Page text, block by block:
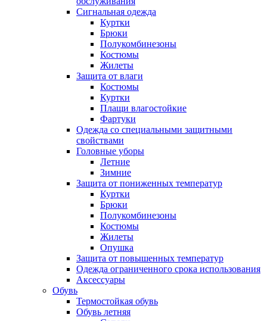
Сигнальная одежда
Куртки
Брюки
Полукомбинезоны
Костюмы
Жилеты
Защита от влаги
Костюмы
Куртки
Плащи влагостойкие
Фартуки
Одежда со специальными защитными
свойствами
Головные уборы
Летние
Зимние
Защита от пониженных температур
Куртки
Брюки
Полукомбинезоны
Костюмы
Жилеты
Опушка
Защита от повышенных температур
Одежда ограниченного срока использования
Аксессуары
Обувь
Термостойкая обувь
Обувь летняя